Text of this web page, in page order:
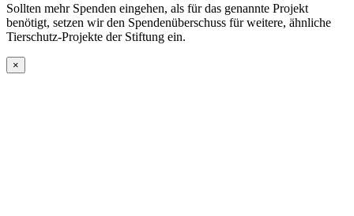
Sollten mehr Spenden eingehen, als für das genannte Projekt
benötigt, setzen wir den Spendenüberschuss für weitere, ähnliche
Tierschutz-Projekte der Stiftung ein.
×